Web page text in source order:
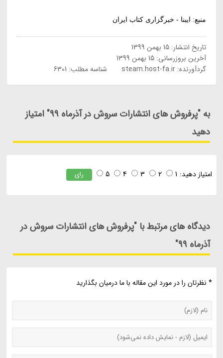
منبع: ایبنا - خبرگزاری کتاب ایران
تاریخ انتشار:15 بهمن 1399
آخرین بروزرسانی:15 بهمن 1399
گردآورنده:steam.host-fa.ir شناسه مطلب: 6301
به "پرفروش های انتشارات سروش در آذرماه 99" امتیاز
دهید
امتیاز دهید: 1
2
3
4
5 رای
دیدگاه های مرتبط با "پرفروش های انتشارات سروش در
آذرماه 99"
* نظرتان را در مورد این مقاله با ما درمیان بگذارید